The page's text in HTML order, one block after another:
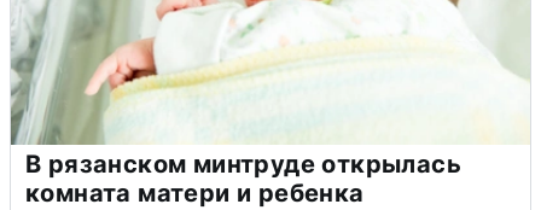
В рязанском минтруде открылась
комната матери и ребенка